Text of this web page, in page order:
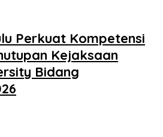
Perkuat Kompetensi
Kejaksaan
Bidang